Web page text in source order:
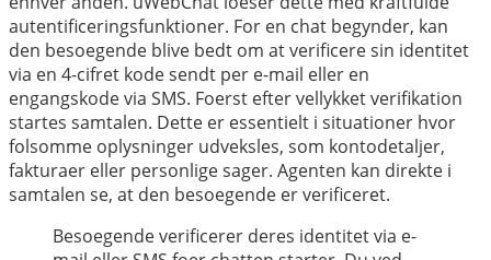
autentificeringsfunktioner. For en chat begynder, kan
den besoegende blive bedt om at verificere sin identitet
via en 4-cifret kode sendt per e-mail eller en
engangskode via SMS. Foerst efter vellykket verifikation
startes samtalen. Dette er essentielt i situationer hvor
folsomme oplysninger udveksles, som kontodetaljer,
fakturaer eller personlige sager. Agenten kan direkte i
samtalen se, at den besoegende er verificeret.
Besoegende verificerer deres identitet via e-